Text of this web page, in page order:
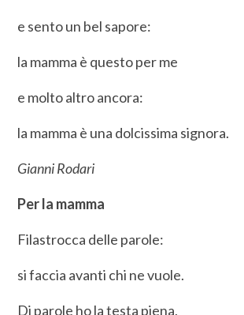
e sento un bel sapore:
la mamma è questo per me
e molto altro ancora:
la mamma è una dolcissima signora.
Gianni Rodari
Per la mamma
Filastrocca delle parole:
si faccia avanti chi ne vuole.
Di parole ho la testa piena,